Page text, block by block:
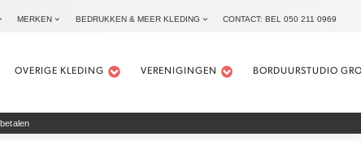
MERKEN BEDRUKKEN & MEER KLEDING CONTACT: BEL 050 211 0969
OVERIGE KLEDING VERENIGINGEN BORDUURSTUDIO